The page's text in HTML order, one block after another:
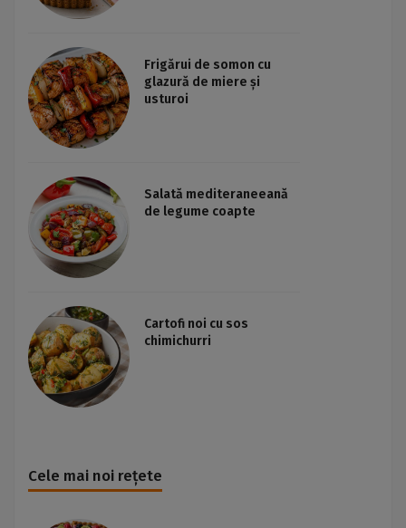
Frigărui de somon cu
glazură de miere și
usturoi
Salată mediteraneeană
de legume coapte
Cartofi noi cu sos
chimichurri
Cele mai noi rețete